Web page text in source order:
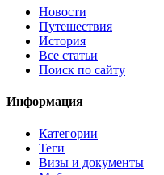
Новости
Путешествия
История
Все статьи
Поиск по сайту
Информация
Категории
Теги
Визы и документы